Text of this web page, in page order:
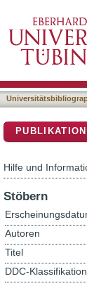
Hilfe und
Stöbern
Autoren
Titel
DDC-Klassifikation